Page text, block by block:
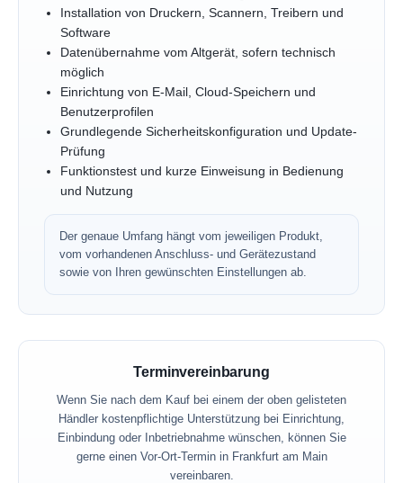
Installation von Druckern, Scannern, Treibern und
Software
Datenübernahme vom Altgerät, sofern technisch
möglich
Einrichtung von E-Mail, Cloud-Speichern und
Benutzerprofilen
Grundlegende Sicherheitskonfiguration und Update-
Prüfung
Funktionstest und kurze Einweisung in Bedienung
und Nutzung
Der genaue Umfang hängt vom jeweiligen Produkt,
vom vorhandenen Anschluss- und Gerätezustand
sowie von Ihren gewünschten Einstellungen ab.
Terminvereinbarung
Wenn Sie nach dem Kauf bei einem der oben gelisteten
Händler kostenpflichtige Unterstützung bei Einrichtung,
Einbindung oder Inbetriebnahme wünschen, können Sie
gerne einen Vor-Ort-Termin in Frankfurt am Main
vereinbaren.